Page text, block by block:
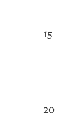
15
20